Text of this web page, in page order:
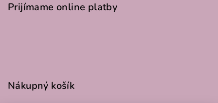
Prijímame online platby
Nákupný košík